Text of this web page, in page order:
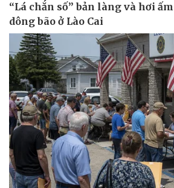
Thể thao
Bóng đá
Lịch thi đấu bóng đá
Thế giới thể thao
Ô tô -
Ô tô
Xe
Tư vấn